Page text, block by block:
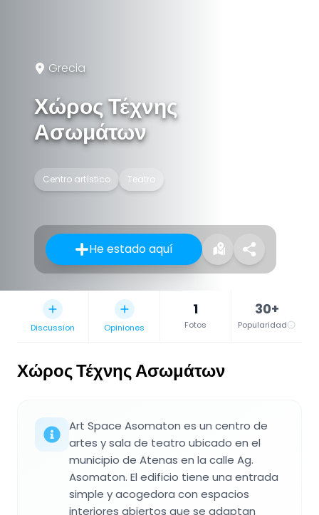
Grecia
Χώρος Τέχνης
Ασωμάτων
Centro artístico Teatro
He estado aquí
Discussion Opiniones
1
Fotos
30+
Popularidad
Χώρος Τέχνης Ασωμάτων
Art Space Asomaton es un centro de
artes y sala de teatro ubicado en el
municipio de Atenas en la calle Ag.
Asomaton. El edificio tiene una entrada
simple y acogedora con espacios
interiores abiertos que se adaptan